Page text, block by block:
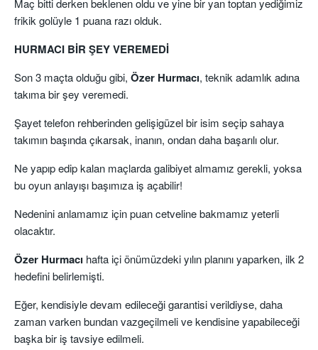
Maç bitti derken beklenen oldu ve yine bir yan toptan yediğimiz
frikik golüyle 1 puana razı olduk.
HURMACI BİR ŞEY VEREMEDİ
Son 3 maçta olduğu gibi, Özer Hurmacı, teknik adamlık adına
takıma bir şey veremedi.
Şayet telefon rehberinden gelişigüzel bir isim seçip sahaya
takımın başında çıkarsak, inanın, ondan daha başarılı olur.
Ne yapıp edip kalan maçlarda galibiyet almamız gerekli, yoksa
bu oyun anlayışı başımıza iş açabilir!
Nedenini anlamamız için puan cetveline bakmamız yeterli
olacaktır.
Özer Hurmacı hafta içi önümüzdeki yılın planını yaparken, ilk 2
hedefini belirlemişti.
Eğer, kendisiyle devam edileceği garantisi verildiyse, daha
zaman varken bundan vazgeçilmeli ve kendisine yapabileceği
başka bir iş tavsiye edilmeli.